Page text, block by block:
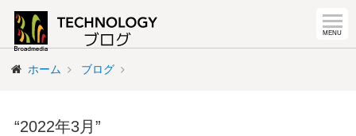
ホーム ブログ
“2022年3月”